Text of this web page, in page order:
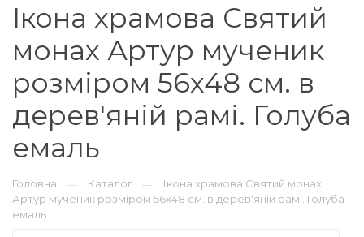
Ікона храмова Святий
монах Артур мученик
розміром 56x48 см. в
дерев'яній рамі. Голуба
емаль
Головна — Каталог —
Ікона храмова Святий монах
Артур мученик розміром 56x48 см. в дерев'яній рамі. Голуба
емаль